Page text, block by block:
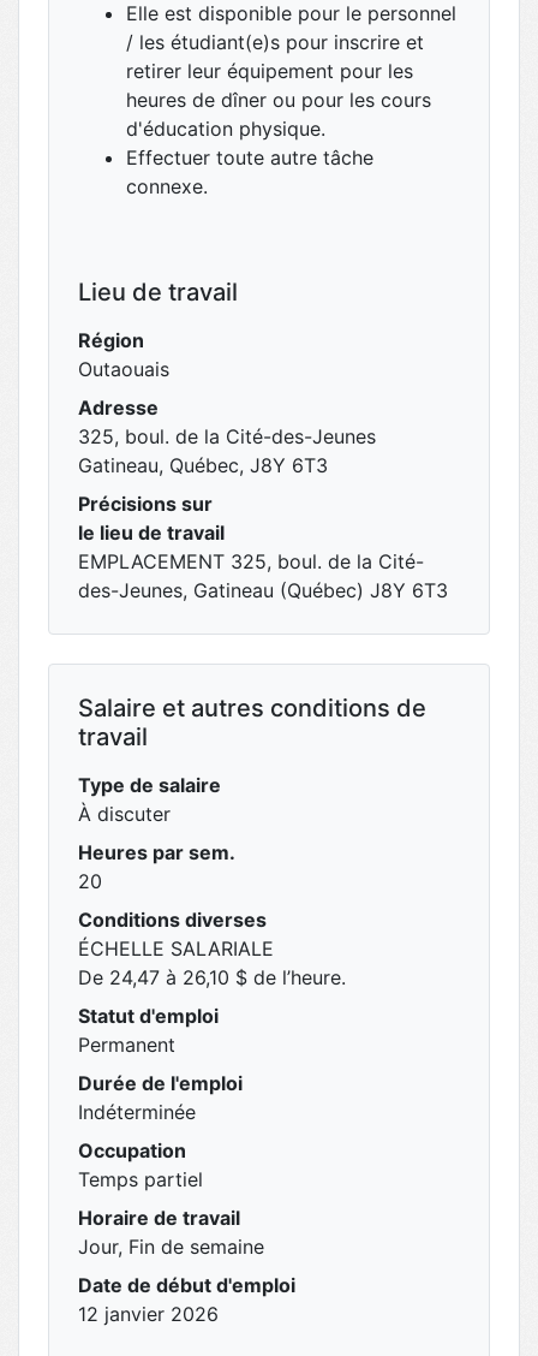
Elle est disponible pour le personnel
/ les étudiant(e)s pour inscrire et
retirer leur équipement pour les
heures de dîner ou pour les cours
d'éducation physique.
Effectuer toute autre tâche
connexe.
Lieu de travail
Région
Outaouais
Adresse
325, boul. de la Cité-des-Jeunes
Gatineau, Québec, J8Y 6T3
Précisions sur
le lieu de travail
EMPLACEMENT 325, boul. de la Cité-
des-Jeunes, Gatineau (Québec) J8Y 6T3
Salaire et autres conditions de
travail
Type de salaire
À discuter
Heures par sem.
20
Conditions diverses
ÉCHELLE SALARIALE
De 24,47 à 26,10 $ de l’heure.
Statut d'emploi
Permanent
Durée de l'emploi
Indéterminée
Occupation
Temps partiel
Horaire de travail
Jour, Fin de semaine
Date de début d'emploi
12 janvier 2026